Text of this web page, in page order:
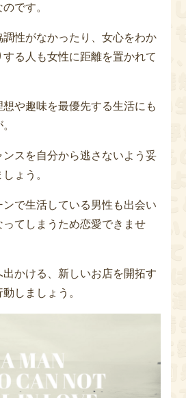
です。
調性がなかったり、女心をわか
る人も女性に距離を置かれて
や趣味を最優先する生活にも
スを自分から逃さないよう妥
ょう。
で生活している男性も出会い
てしまうため恋愛できませ
かける、新しいお店を開拓す
しましょう。